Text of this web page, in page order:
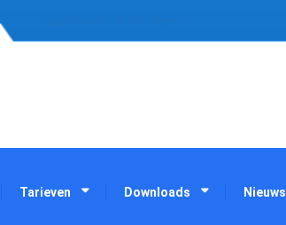
Tarieven Downloads Nieuws